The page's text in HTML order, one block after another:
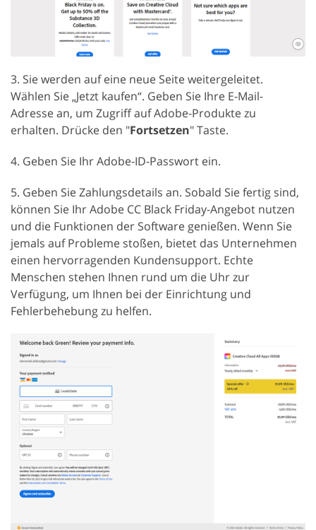
3. Sie werden auf eine neue Seite weitergeleitet.
Wählen Sie „Jetzt kaufen“. Geben Sie Ihre E-Mail-
Adresse an, um Zugriff auf Adobe-Produkte zu
erhalten. Drücke den "Fortsetzen" Taste.
4. Geben Sie Ihr Adobe-ID-Passwort ein.
5. Geben Sie Zahlungsdetails an. Sobald Sie fertig sind,
können Sie Ihr Adobe CC Black Friday-Angebot nutzen
und die Funktionen der Software genießen. Wenn Sie
jemals auf Probleme stoßen, bietet das Unternehmen
einen hervorragenden Kundensupport. Echte
Menschen stehen Ihnen rund um die Uhr zur
Verfügung, um Ihnen bei der Einrichtung und
Fehlerbehebung zu helfen.